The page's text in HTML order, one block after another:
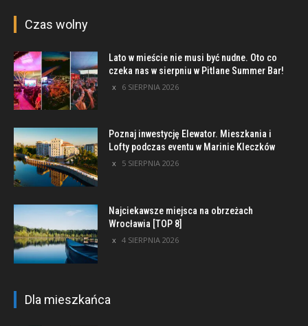
Czas wolny
Lato w mieście nie musi być nudne. Oto co
czeka nas w sierpniu w Pitlane Summer Bar!
6 SIERPNIA 2026
Poznaj inwestycję Elewator. Mieszkania i
Lofty podczas eventu w Marinie Kleczków
5 SIERPNIA 2026
Najciekawsze miejsca na obrzeżach
Wrocławia [TOP 8]
4 SIERPNIA 2026
Dla mieszkańca